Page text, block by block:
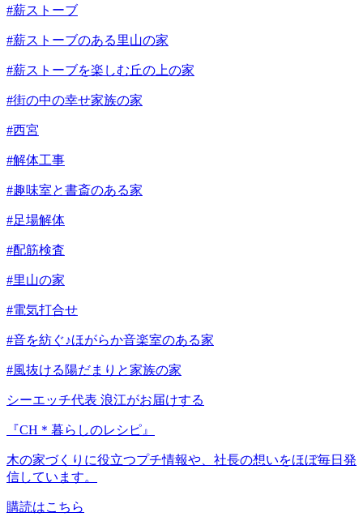
#薪ストーブ
#薪ストーブのある里山の家
#薪ストーブを楽しむ丘の上の家
#街の中の幸せ家族の家
#西宮
#解体工事
#趣味室と書斎のある家
#足場解体
#配筋検査
#里山の家
#電気打合せ
#音を紡ぐ♪ほがらか音楽室のある家
#風抜ける陽だまりと家族の家
シーエッチ代表 浪江がお届けする
『CH＊暮らしのレシピ』
木の家づくりに役立つプチ情報や、社長の想いをほぼ毎日発
信しています。
購読はこちら